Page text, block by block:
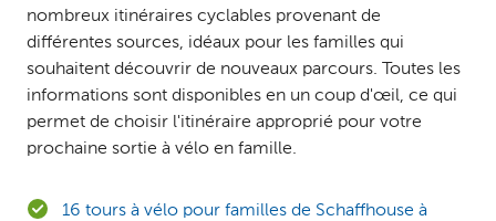
nombreux itinéraires cyclables provenant de
différentes sources, idéaux pour les familles qui
souhaitent découvrir de nouveaux parcours. Toutes les
informations sont disponibles en un coup d'œil, ce qui
permet de choisir l'itinéraire approprié pour votre
prochaine sortie à vélo en famille.
16 tours à vélo pour familles de Schaffhouse à